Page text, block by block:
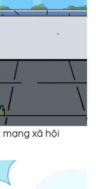
xã hội